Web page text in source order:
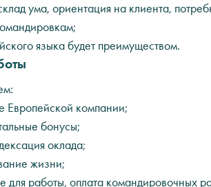
ума, ориентация на клиента,
языка будет преимуществом.
Европейской компании;
бонусы;
оклада;
жизни;
для работы, оплата командировочных